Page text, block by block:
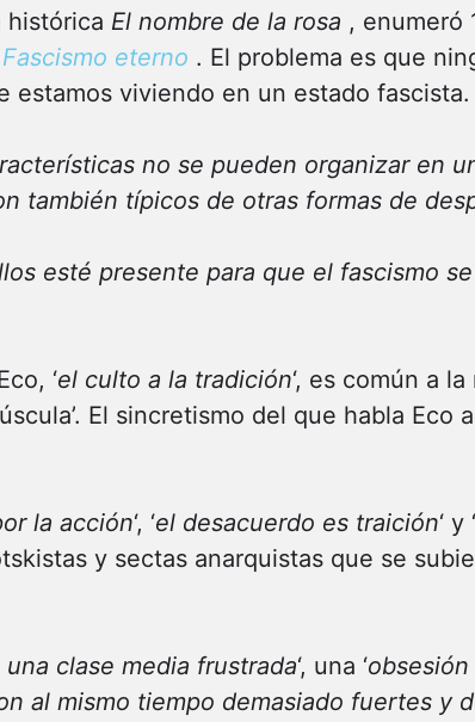
histórica El nombre de la rosa , enumeró
Fascismo eterno . El problema es que
estamos viviendo en un estado fascista.
no se pueden organizar en
también típicos de otras formas de
esté presente para que el fascismo
‘el culto a la tradición‘, es común a
El sincretismo del que habla Eco
la acción‘, ‘el desacuerdo es traición‘ y ‘
y sectas anarquistas que se
una clase media frustrada‘, una ‘
al mismo tiempo demasiado fuertes y